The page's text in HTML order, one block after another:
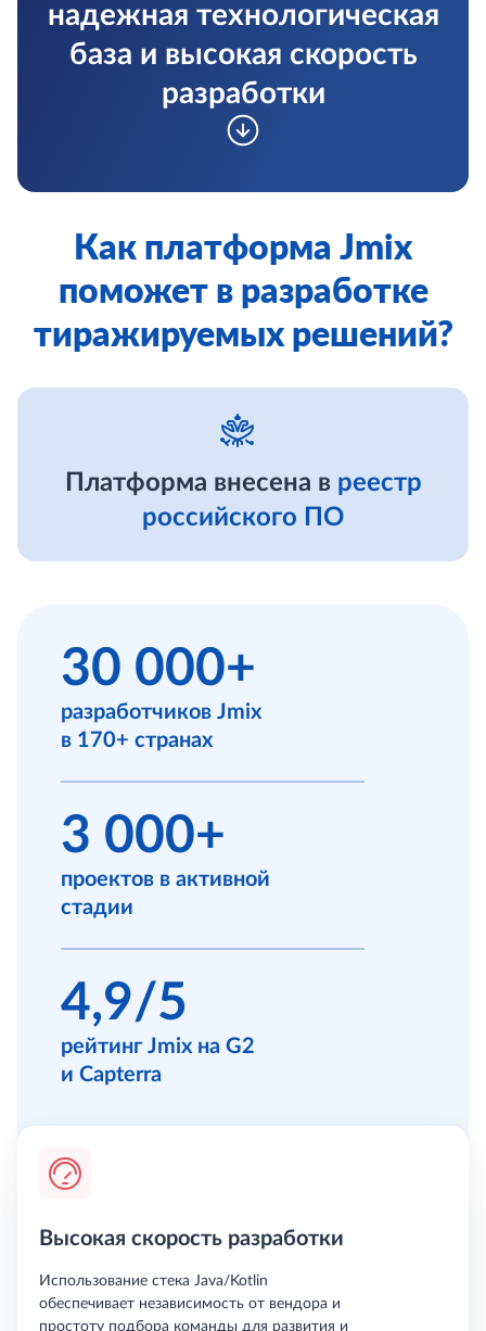
надежная технологическая
база и высокая скорость
разработки
Как платформа Jmix
поможет в разработке
тиражируемых решений?
Платформа внесена в реестр
российского ПО
30 000+
разработчиков Jmix
в 170+ странах
3 000+
проектов в активной
стадии
4,9/5
рейтинг Jmix на G2
и Capterra
Высокая скорость разработки
Использование стека Java/Kotlin
обеспечивает независимость от вендора и
простоту подбора команды для развития и